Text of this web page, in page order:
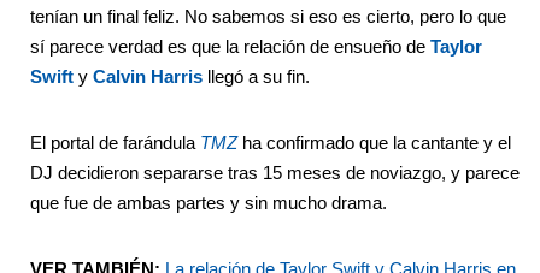
tenían un final feliz. No sabemos si eso es cierto, pero lo que
sí parece verdad es que la relación de ensueño de Taylor
Swift y Calvin Harris llegó a su fin.
El portal de farándula TMZ ha confirmado que la cantante y el
DJ decidieron separarse tras 15 meses de noviazgo, y parece
que fue de ambas partes y sin mucho drama.